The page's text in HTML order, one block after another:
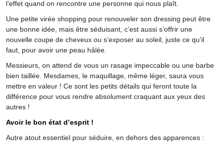
l’effet quand on rencontre une personne qui nous plaît.
Une petite virée shopping pour renouveler son dressing peut être
une bonne idée, mais être séduisant, c’est aussi s’offrir une
nouvelle coupe de cheveux ou s’exposer au soleil, juste ce qu’il
faut, pour avoir une peau hâlée.
Messieurs, on attend de vous un rasage impeccable ou une barbe
bien taillée. Mesdames, le maquillage, même léger, saura vous
mettre en valeur ! Ce sont les petits détails qui feront toute la
différence pour vous rendre absolument craquant aux yeux des
autres !
Avoir le bon état d’esprit !
Autre atout essentiel pour séduire, en dehors des apparences :